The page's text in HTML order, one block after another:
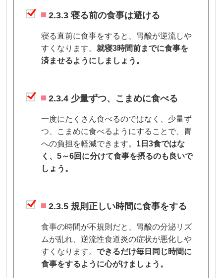
2.3.3 寝る前の食事は避ける
寝る直前に食事をすると、胃酸が逆流しや
すくなります。就寝3時間前までに食事を
済ませるようにしましょう。
2.3.4 少量ずつ、こまめに食べる
一度にたくさん食べるのではなく、少量ず
つ、こまめに食べるようにすることで、胃
への負担を軽減できます。 1日3食ではな
く、5～6回に分けて食事を摂るのも良いで
しょう。
2.3.5 規則正しい時間に食事をする
食事の時間が不規則だと、胃酸の分泌リズ
ムが乱れ、逆流性食道炎の症状が悪化しや
すくなります。できるだけ毎日同じ時間に
食事をするように心がけましょう。